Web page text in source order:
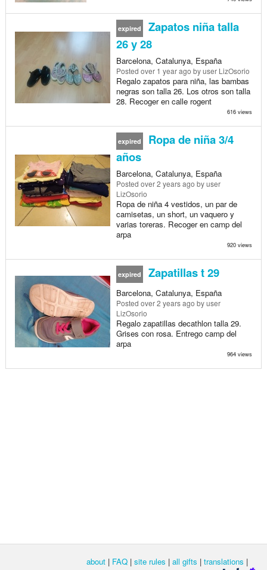
expired
Zapatos niña talla
26 y 28
Barcelona, Catalunya, España
Posted over 1 year ago by user LizOsorio
Regalo zapatos para niña, las bambas
negras son talla 26. Los otros son talla
28. Recoger en calle rogent
616 views
expired
Ropa de niña 3/4
años
Barcelona, Catalunya, España
Posted over 2 years ago by user
LizOsorio
Ropa de niña 4 vestidos, un par de
camisetas, un short, un vaquero y
varias toreras. Recoger en camp del
arpa
920 views
expired Zapatillas t 29
Barcelona, Catalunya, España
Posted over 2 years ago by user
LizOsorio
Regalo zapatillas decathlon talla 29.
Grises con rosa. Entrego camp del
arpa
964 views
about | FAQ | site rules | all gifts | translations |